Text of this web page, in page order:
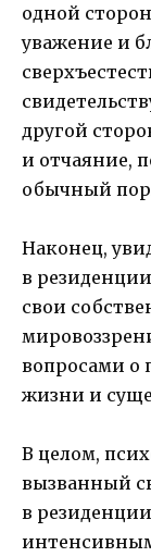
одной
уважение и
другой
и отчаяние,
обычный
Наконец,
в
свои
вопросами о
жизни и
В целом,
вызванный
в